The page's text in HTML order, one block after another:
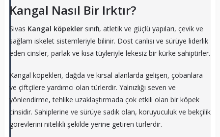
Kangal Nasıl Bir Irktır?
Sivas Kangal köpeklersınıfı, atletik ve güçlü yapıları, çevik ve
sağlam iskelet sistemleriyle bilinir. Dost canlısı ve sürüye liderlik
eden cinsler, parlak ve kısa tüyleriyle lekesiz bir kürke sahiptirler.
Kangal köpekleri, dağda ve kırsal alanlarda gelişen, çobanlara
ve çiftçilere yardımcı olan türlerdir. Yalnızlığı seven ve
yönlendirme, tehlike uzaklaştırmada çok etkili olan bir köpek
cinsidir. Sahiplerine ve sürüye sadık olan, koruyuculuk ve bekçilik
görevlerini nitelikli şekilde yerine getiren türlerdir.